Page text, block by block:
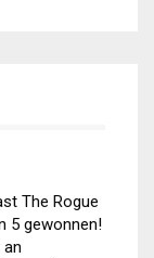
The Rogue
5 gewonnen!